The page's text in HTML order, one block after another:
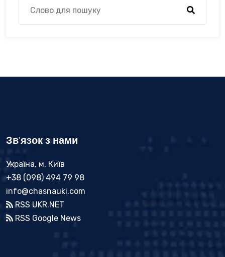
Зв'язок з нами
Україна, м. Київ
+38 (098) 494 79 98
info@chasnauki.com
RSS UKR.NET
RSS Google News